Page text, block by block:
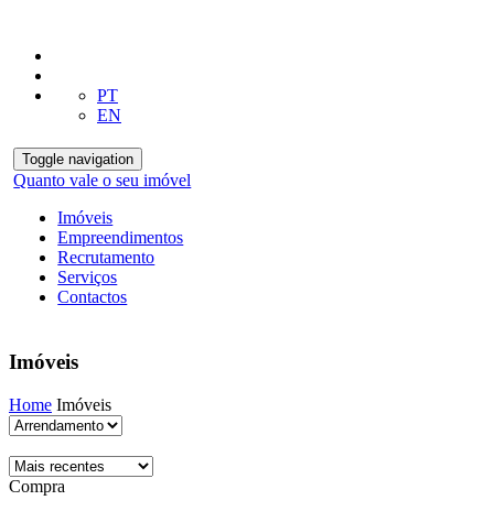
PT
EN
Toggle navigation
Quanto vale o seu imóvel
Imóveis
Empreendimentos
Recrutamento
Serviços
Contactos
Imóveis
Home Imóveis
Compra